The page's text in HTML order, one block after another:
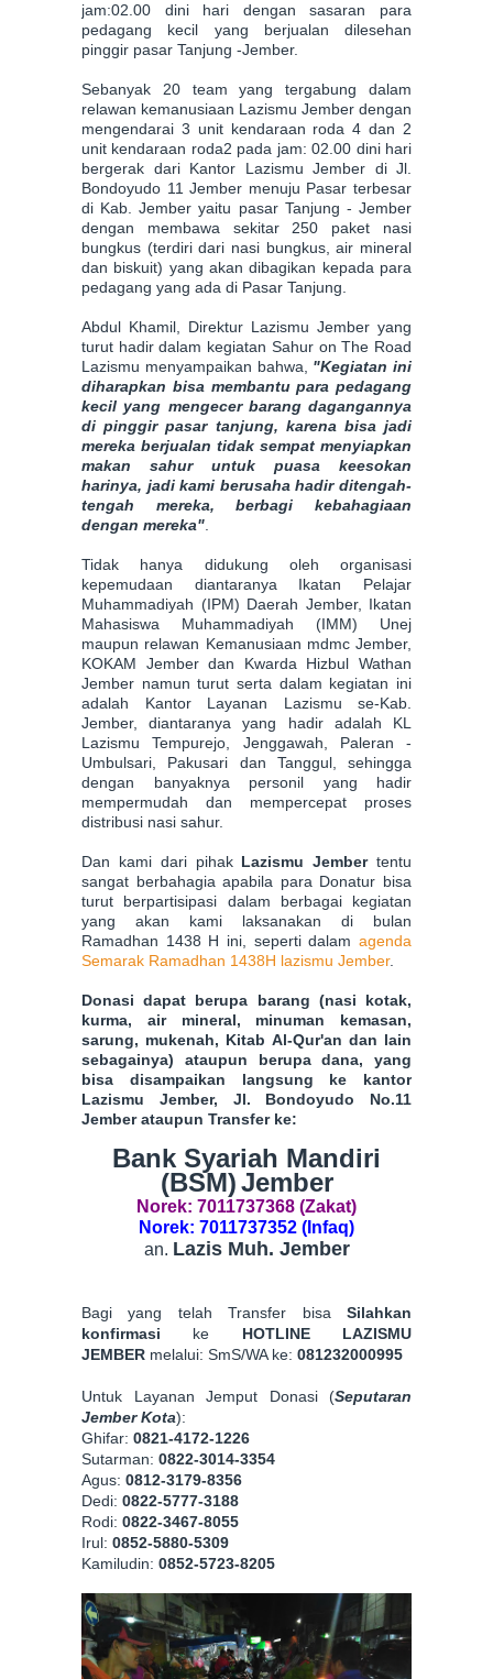
jam:02.00 dini hari dengan sasaran para
pedagang kecil yang berjualan dilesehan
pinggir pasar Tanjung -Jember.
Sebanyak 20 team yang tergabung dalam
relawan kemanusiaan Lazismu Jember dengan
mengendarai 3 unit kendaraan roda 4 dan 2
unit kendaraan roda2 pada jam: 02.00 dini hari
bergerak dari Kantor Lazismu Jember di Jl.
Bondoyudo 11 Jember menuju Pasar terbesar
di Kab. Jember yaitu pasar Tanjung - Jember
dengan membawa sekitar 250 paket nasi
bungkus (terdiri dari nasi bungkus, air mineral
dan biskuit) yang akan dibagikan kepada para
pedagang yang ada di Pasar Tanjung.
Abdul Khamil, Direktur Lazismu Jember yang
turut hadir dalam kegiatan Sahur on The Road
Lazismu menyampaikan bahwa, "Kegiatan ini
diharapkan bisa membantu para pedagang
kecil yang mengecer barang dagangannya
di pinggir pasar tanjung, karena bisa jadi
mereka berjualan tidak sempat menyiapkan
makan sahur untuk puasa keesokan
harinya, jadi kami berusaha hadir ditengah-
tengah mereka, berbagi kebahagiaan
dengan mereka"
Tidak hanya didukung oleh organisasi
kepemudaan diantaranya Ikatan Pelajar
Muhammadiyah (IPM) Daerah Jember, Ikatan
Mahasiswa Muhammadiyah (IMM) Unej
maupun relawan Kemanusiaan mdmc Jember,
KOKAM Jember dan Kwarda Hizbul Wathan
Jember namun turut serta dalam kegiatan ini
adalah Kantor Layanan Lazismu se-Kab.
Jember, diantaranya yang hadir adalah KL
Lazismu Tempurejo, Jenggawah, Paleran -
Umbulsari, Pakusari dan Tanggul, sehingga
dengan banyaknya personil yang hadir
mempermudah dan mempercepat proses
distribusi nasi sahur.
Dan kami dari pihak Lazismu Jembertentu
sangat berbahagia apabila para Donatur bisa
turut berpartisipasi dalam berbagai kegiatan
yang akan kami laksanakan di bulan
Ramadhan 1438 H ini, seperti dalam agenda
Semarak Ramadhan 1438H lazismu Jember.
Donasi dapat berupa barang (nasi kotak,
kurma, air mineral, minuman kemasan,
sarung, mukenah, Kitab Al-Qur'an dan lain
sebagainya) ataupun berupa dana, yang
bisa disampaikan langsung ke kantor
Lazismu Jember, Jl. Bondoyudo No.11
Jember ataupun Transfer ke:
Bank Syariah Mandiri
(BSM)Jember
Norek: 7011737368 (Zakat)
Norek: 7011737352 (Infaq)
an. Lazis Muh. Jember
Bagi yang telah Transfer bisa Silahkan
konfirmasi ke HOTLINE LAZISMU
JEMBER melalui: SmS/WA ke: 081232000995
Untuk Layanan Jemput Donasi (Seputaran
Jember Kota):
Ghifar: 0821-4172-1226
Sutarman: 0822-3014-3354
Agus: 0812-3179-8356
Dedi: 0822-5777-3188
Rodi: 0822-3467-8055
Irul: 0852-5880-5309
Kamiludin: 0852-5723-8205